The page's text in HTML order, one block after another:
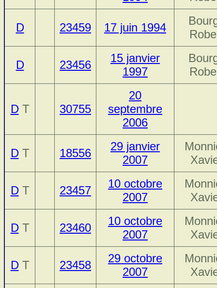
D 23459 17 juin 1994
D 23456
15 janvier
1997
DT 30755
20
septembre
2006
DT 18556
29 janvier
2007
DT 23457
10 octobre
2007
DT 23460
10 octobre
2007
DT 23458
29 octobre
2007